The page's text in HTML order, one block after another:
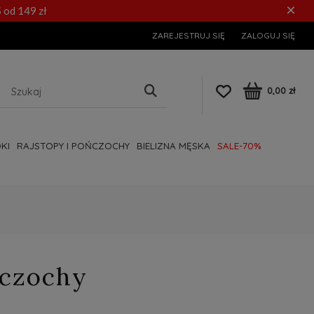
149 zł ×
ZAREJESTRUJ SIĘ ZALOGUJ SIĘ
0,00 zł
RAJSTOPY I POŃCZOCHY BIELIZNA MĘSKA SALE-70%